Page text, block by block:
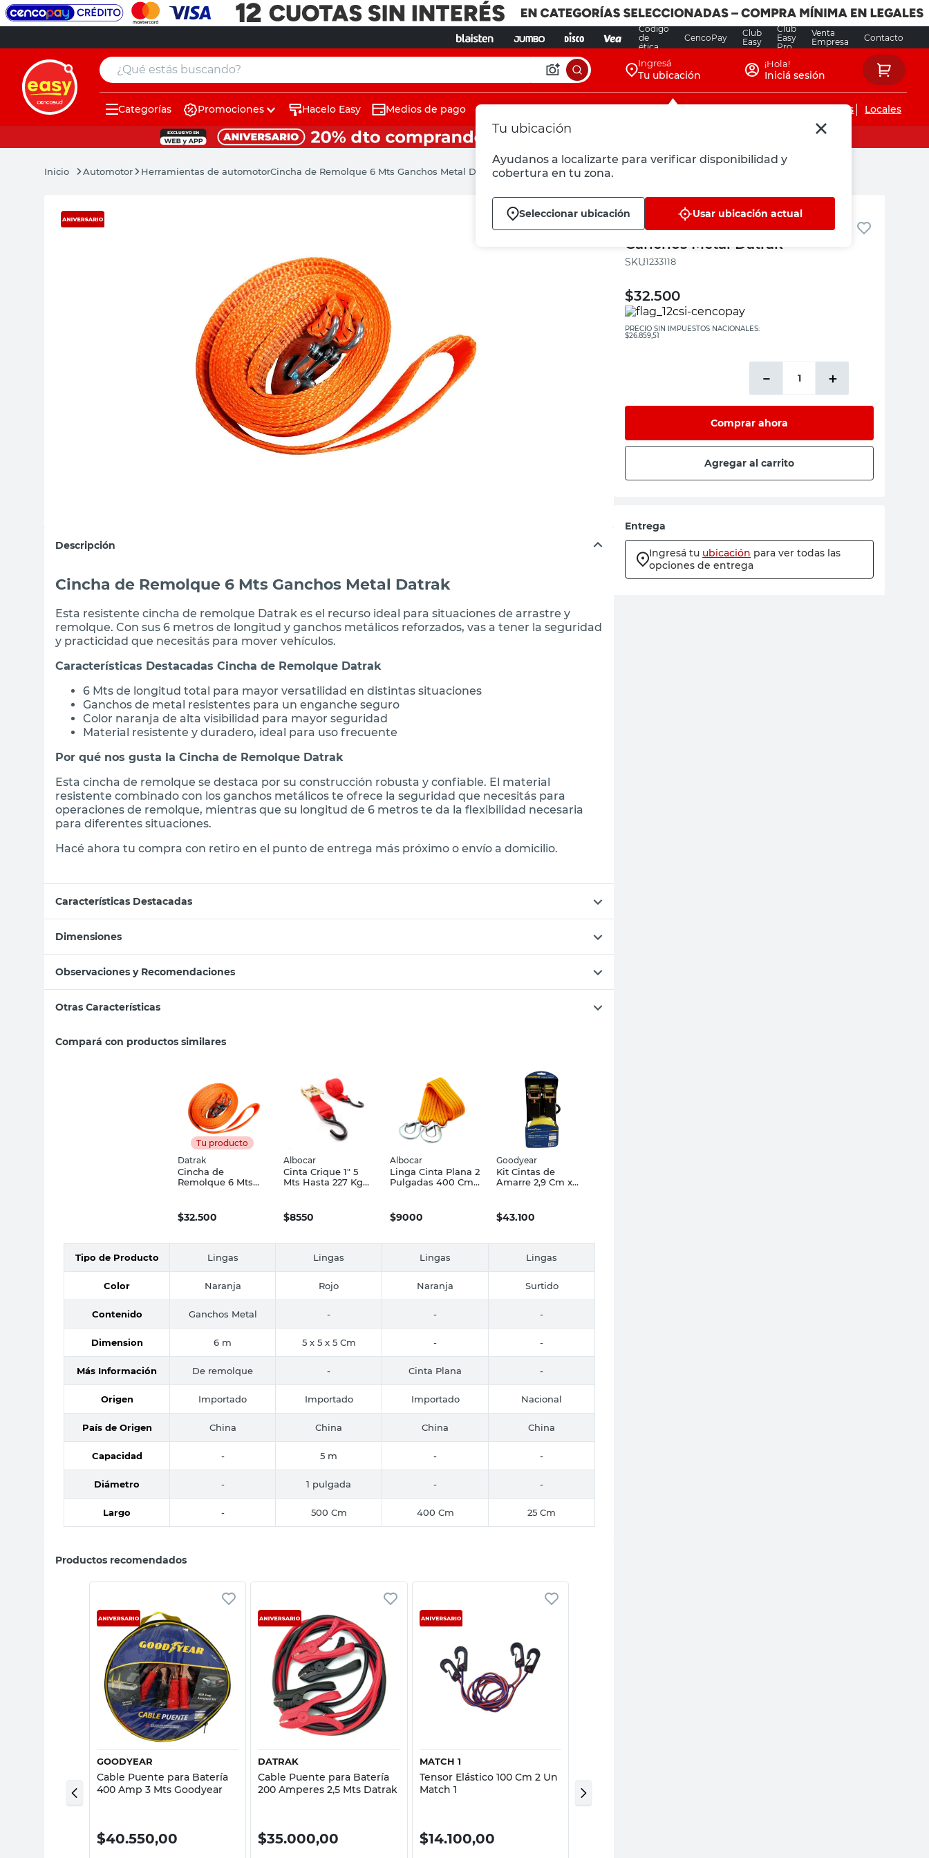
Código
de
ética
CencoPay
Club
Easy
Club
Easy
Pro
Venta
Empresa
Contacto
¿Qué estás buscando? Ingresá
Tu ubicación
Tu ubicación
Ayudanos a localizarte para verificar disponibilidad y
cobertura en tu zona.
Seleccionar ubicación Usar ubicación actual
¡Hola!
Iniciá sesión
Categorías Promociones Hacelo Easy Medios de pago Servicios de instalaciones Locales
Automotor Herramientas de automotorCincha de Remolque 6 Mts Ganchos Metal Datrak
Descripción
Cincha de Remolque 6 Mts Ganchos Metal Datrak
Esta resistente cincha de remolque Datrak es el recurso ideal para situaciones de arrastre y
remolque. Con sus 6 metros de longitud y ganchos metálicos reforzados, vas a tener la seguridad
y practicidad que necesitás para mover vehículos.
Características Destacadas Cincha de Remolque Datrak
6 Mts de longitud total para mayor versatilidad en distintas situaciones
Ganchos de metal resistentes para un enganche seguro
Color naranja de alta visibilidad para mayor seguridad
Material resistente y duradero, ideal para uso frecuente
Por qué nos gusta la Cincha de Remolque Datrak
Esta cincha de remolque se destaca por su construcción robusta y confiable. El material
resistente combinado con los ganchos metálicos te ofrece la seguridad que necesitás para
operaciones de remolque, mientras que su longitud de 6 metros te da la flexibilidad necesaria
para diferentes situaciones.
Hacé ahora tu compra con retiro en el punto de entrega más próximo o envío a domicilio.
Características Destacadas
Dimensiones
Observaciones y Recomendaciones
Otras Características
Compará con productos similares
Tu producto
Datrak
Cincha de
Remolque 6 Mts
$32.500
Albocar
Cinta Crique 1" 5
Mts Hasta 227 Kg
$8550
Albocar
Linga Cinta Plana 2
Pulgadas 400 Cm
$9000
Goodyear
Kit Cintas de
Amarre 2,9 Cm x
$43.100
Tipo de Producto Lingas Lingas Lingas Lingas
Color Naranja Rojo Naranja Surtido
Contenido Ganchos Metal - - -
Dimension 6 m 5 x 5 x 5 Cm - -
Más Información De remolque - Cinta Plana -
Origen Importado Importado Importado Nacional
País de Origen China China China China
Capacidad - 5 m - -
Diámetro - 1 pulgada - -
Largo - 500 Cm 400 Cm 25 Cm
Productos recomendados
Vista rápida
GOODYEAR
Cable Puente para Batería
400 Amp 3 Mts Goodyear
$40.550,00
Vista rápida
DATRAK
Cable Puente para Batería
200 Amperes 2,5 Mts Datrak
$35.000,00
Vista rápida
MATCH 1
Tensor Elástico 100 Cm 2 Un
Match 1
$14.100,00
Match 1
Datrak
Cincha de Remolque 6 Mts
Ganchos Metal Datrak
:1233118
$32.500
PRECIO SIN IMPUESTOS NACIONALES:
$26.859,51
＋
－
Comprar ahora
Agregar al carrito
Entrega
Ingresá tu ubicación para ver todas las
opciones de entrega
muebles